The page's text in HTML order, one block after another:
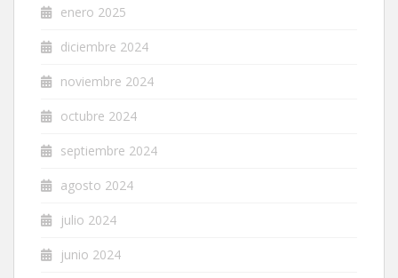
enero 2025
diciembre 2024
noviembre 2024
octubre 2024
septiembre 2024
agosto 2024
julio 2024
junio 2024